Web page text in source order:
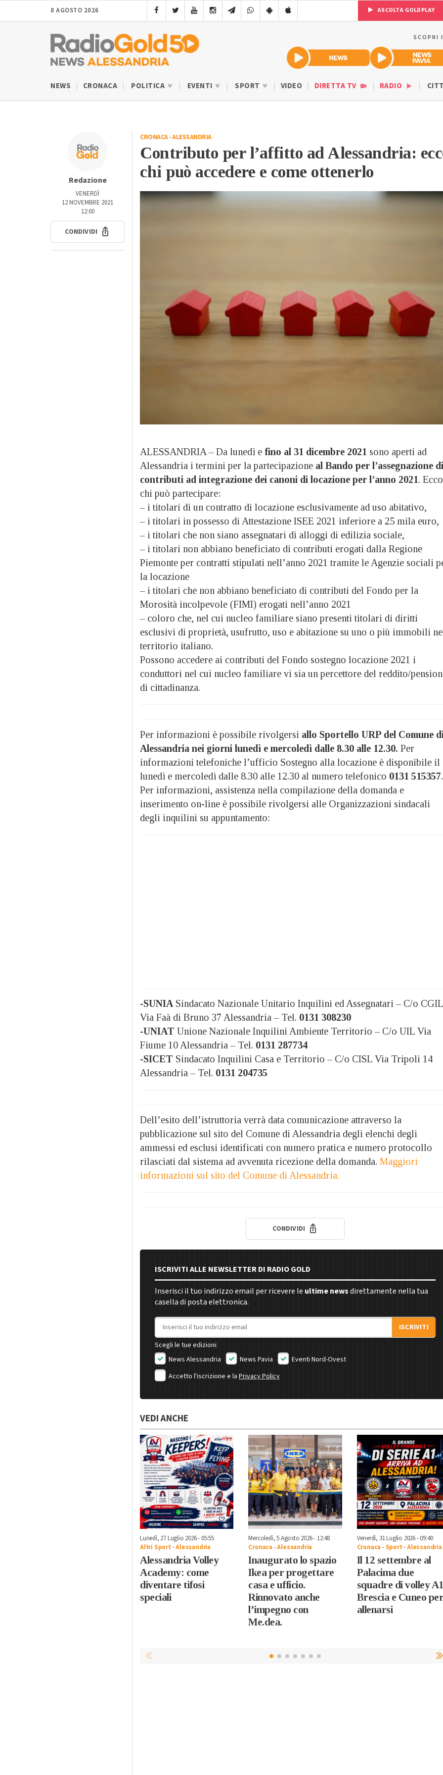
8 AGOSTO 2026 ASCOLTA GOLDPLAY
SCOPRI
NEWS CRONACA POLITICA EVENTI SPORT VIDEO DIRETTA TV RADIO
Redazione
VENERDÌ
12 NOVEMBRE 2021
12:00
CONDIVIDI
CRONACA-ALESSANDRIA
Contributo per l’affitto ad Alessandria:
chi può accedere e come ottenerlo
ALESSANDRIA – Da lunedì e fino al 31 dicembre 2021 sono aperti ad
Alessandria i termini per la partecipazione al Bando per l’assegnazione di
contributi ad integrazione dei canoni di locazione per l’anno 2021. Ecco
chi può partecipare:
– i titolari di un contratto di locazione esclusivamente ad uso abitativo,
– i titolari in possesso di Attestazione ISEE 2021 inferiore a 25 mila euro,
– i titolari che non siano assegnatari di alloggi di edilizia sociale,
– i titolari non abbiano beneficiato di contributi erogati dalla Regione
Piemonte per contratti stipulati nell’anno 2021 tramite le Agenzie sociali
la locazione
– i titolari che non abbiano beneficiato di contributi del Fondo per la
Morosità incolpevole (FIMI) erogati nell’anno 2021
– coloro che, nel cui nucleo familiare siano presenti titolari di diritti
esclusivi di proprietà, usufrutto, uso e abitazione su uno o più immobili
territorio italiano.
Possono accedere ai contributi del Fondo sostegno locazione 2021 i
conduttori nel cui nucleo familiare vi sia un percettore del reddito/
di cittadinanza.
Per informazioni è possibile rivolgersi allo Sportello URP del Comune
Alessandria nei giorni lunedì e mercoledì dalle 8.30 alle 12.30. Per
informazioni telefoniche l’ufficio Sostegno alla locazione è disponibile il
lunedì e mercoledì dalle 8.30 alle 12.30 al numero telefonico 0131 515357.
Per informazioni, assistenza nella compilazione della domanda e
inserimento on-line è possibile rivolgersi alle Organizzazioni sindacali
degli inquilini su appuntamento:
-SUNIASindacato Nazionale Unitario Inquilini ed Assegnatari – C/o CGIL
Via Faà di Bruno 37 Alessandria – Tel. 0131 308230
-UNIAT Unione Nazionale Inquilini Ambiente Territorio – C/o UIL Via
Fiume 10 Alessandria – Tel. 0131 287734
-SICET Sindacato Inquilini Casa e Territorio – C/o CISL Via Tripoli 14
Alessandria – Tel. 0131 204735
Dell’esito dell’istruttoria verrà data comunicazione attraverso la
pubblicazione sul sito del Comune di Alessandria degli elenchi degli
ammessi ed esclusi identificati con numero pratica e numero protocollo
rilasciati dal sistema ad avvenuta ricezione della domanda. Maggiori
informazioni sul sito del Comune di Alessandria.
CONDIVIDI
ISCRIVITI ALLE NEWSLETTER DI RADIO GOLD
Inserisci il tuo indirizzo email per ricevere le ultime newsdirettamente nella tua
casella di posta elettronica.
Indirizzo email
ISCRIVITI
Scegli le tue edizioni:
News Alessandria
News Pavia
Eventi Nord-Ovest
Accetto l'iscrizione e la Privacy Policy
VEDI ANCHE
Lunedì, 27 Luglio 2026 - 05:55
Altri Sport -Alessandria
Alessandria Volley
Academy: come
diventare tifosi
speciali
Mercoledì, 5 Agosto 2026 - 12:48
Cronaca -Alessandria
Inaugurato lo spazio
Ikea per progettare
casa e ufficio.
Rinnovato anche
l’impegno con
Me.dea.
Venerdì, 31 Luglio 2026 - 09:40
Cronaca -Sport-Alessandria
Il 12 settembre al
Palacima due
squadre di volley
Brescia e Cuneo
allenarsi